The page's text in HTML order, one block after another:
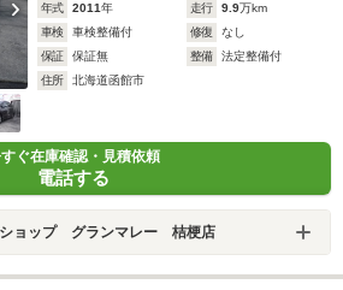
年式 2011年 走行 9.9万km
車検
車検整備付 修復
なし
保証
保証無 整備
法定整備付
住所
北海道函館市
ぐ在庫確認・見積依頼
電話する
ショップ グランマレー 桔梗店